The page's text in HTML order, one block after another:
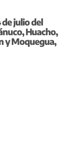
de julio del
Huacho,
y Moquegua,